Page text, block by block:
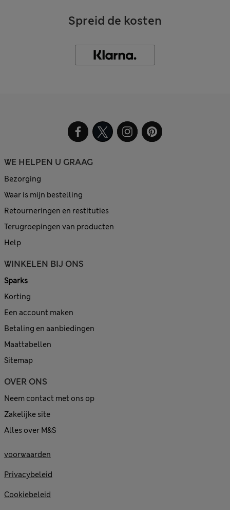
Spreid de kosten
WE HELPEN U GRAAG
Bezorging
Waar is mijn bestelling
Retourneringen en restituties
Terugroepingen van producten
Help
WINKELEN BIJ ONS
Sparks
Korting
Een account maken
Betaling en aanbiedingen
Maattabellen
Sitemap
OVER ONS
Neem contact met ons op
Zakelijke site
Alles over M&S
voorwaarden
Privacybeleid
Cookiebeleid